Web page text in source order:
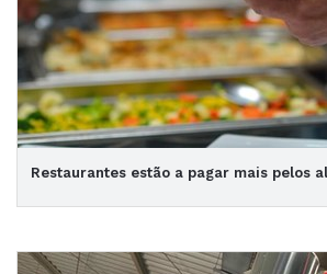
Restaurantes estão a pagar mais pelos